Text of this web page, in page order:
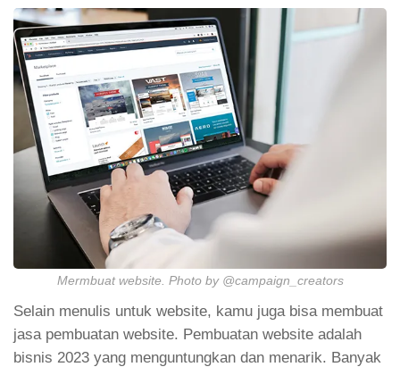
Mermbuat website. Photo by @campaign_creators
Selain menulis untuk website, kamu juga bisa membuat
jasa pembuatan website. Pembuatan website adalah
bisnis 2023 yang menguntungkan dan menarik. Banyak